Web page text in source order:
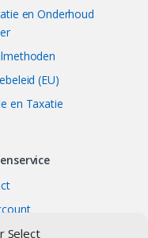
Select
en Onderhoud
(EU)
en Taxatie
Order